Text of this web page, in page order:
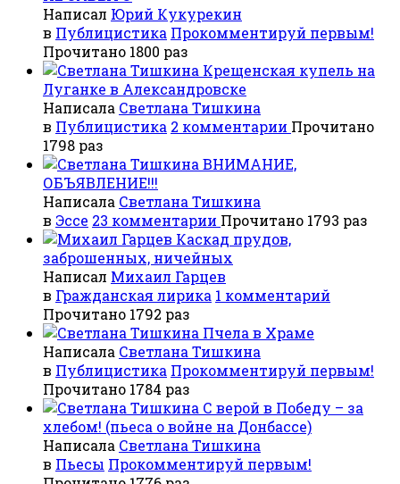
Написал Юрий Кукурекин
в Публицистика Прокомментируй первым!
Прочитано 1800 раз
Крещенская купель на
Луганке в Александровске
Написала Светлана Тишкина
в Публицистика 2 комментарии Прочитано
1798 раз
ВНИМАНИЕ,
ОБЪЯВЛЕНИЕ!!!
Написала Светлана Тишкина
в Эссе 23 комментарии Прочитано 1793 раз
Каскад прудов,
заброшенных, ничейных
Написал Михаил Гарцев
в Гражданская лирика 1 комментарий
Прочитано 1792 раз
Пчела в Храме
Написала Светлана Тишкина
в Публицистика Прокомментируй первым!
Прочитано 1784 раз
С верой в Победу – за
хлебом! (пьеса о войне на Донбассе)
Написала Светлана Тишкина
в Пьесы Прокомментируй первым!